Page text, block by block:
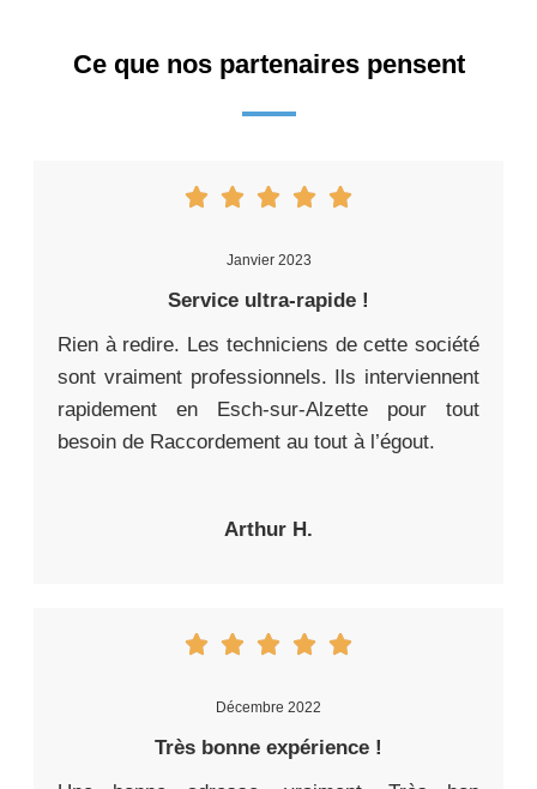
Ce que nos partenaires pensent
Janvier 2023
Service ultra-rapide !
Rien à redire. Les techniciens de cette société
sont vraiment professionnels. Ils interviennent
rapidement en Esch-sur-Alzette pour tout
besoin de Raccordement au tout à l’égout.
Arthur H.
Décembre 2022
Très bonne expérience !